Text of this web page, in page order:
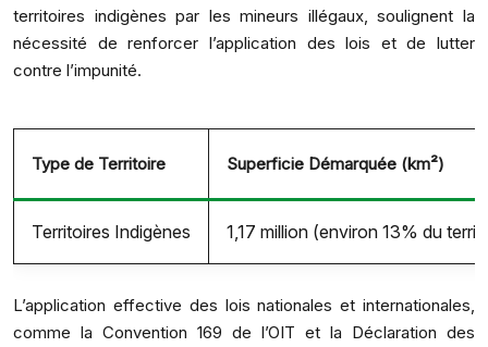
territoires indigènes par les mineurs illégaux, soulignent la
nécessité de renforcer l’application des lois et de lutter
contre l’impunité.
Type de Territoire Superficie Démarquée (km²)
Territoires Indigènes 1,17 million (environ 13% du
L’application effective des lois nationales et internationales,
comme la Convention 169 de l’OIT et la Déclaration des